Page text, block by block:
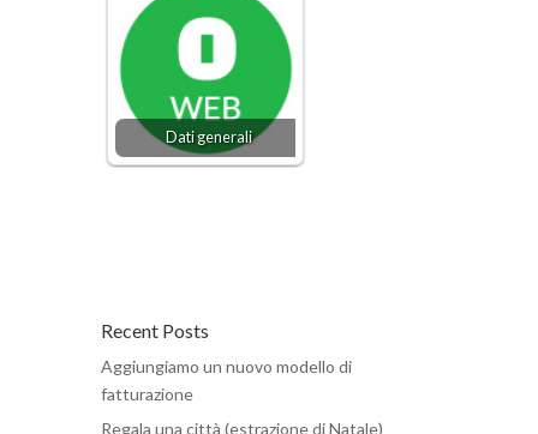
Dati generali
Recent Posts
Aggiungiamo un nuovo modello di
fatturazione
Regala una città (estrazione di Natale)